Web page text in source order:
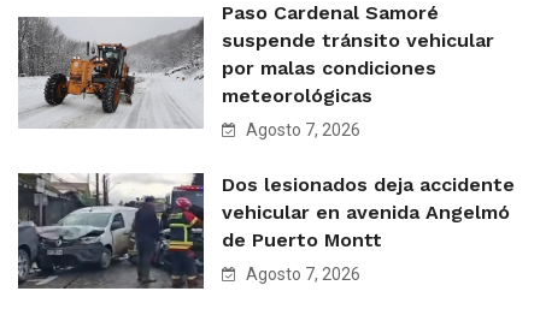
Paso Cardenal Samoré
suspende tránsito vehicular
por malas condiciones
meteorológicas
Agosto 7, 2026
Dos lesionados deja accidente
vehicular en avenida Angelmó
de Puerto Montt
Agosto 7, 2026